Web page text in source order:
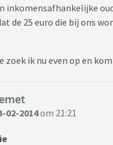
inkomensafhankelijke
de 25 euro die bij ons
zoek ik nu even op en
02-2014om 21:21